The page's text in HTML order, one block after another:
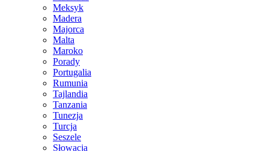
Meksyk
Madera
Majorca
Malta
Maroko
Porady
Portugalia
Rumunia
Tajlandia
Tanzania
Tunezja
Turcja
Seszele
Słowacja